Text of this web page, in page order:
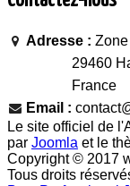
Adresse :
29460
France
Email :
Le site officiel de
par Joomla et le
Copyright © 2017
Tous droits